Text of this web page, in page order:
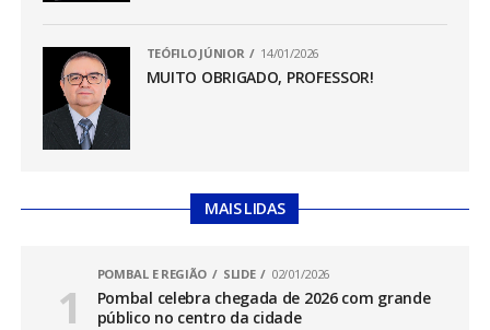
TEÓFILO JÚNIOR 14/01/2026
MUITO OBRIGADO, PROFESSOR!
MAIS LIDAS
POMBAL E REGIÃO SLIDE 02/01/2026
Pombal celebra chegada de 2026 com grande
público no centro da cidade